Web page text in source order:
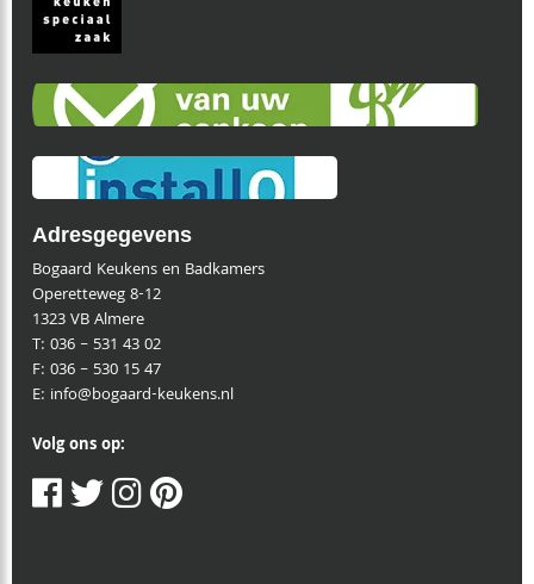
Adresgegevens
Bogaard Keukens en Badkamers
Operetteweg 8-12
1323 VB Almere
T:036 – 531 43 02
F:036 – 530 15 47
E: info@bogaard-keukens.nl
Volg ons op: